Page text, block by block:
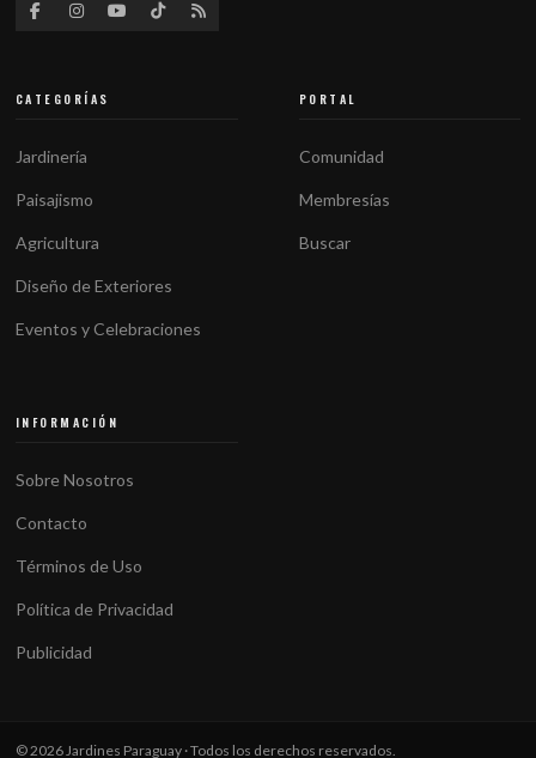
CATEGORÍAS
Jardinería
Paisajismo
Agricultura
Diseño de Exteriores
Eventos y Celebraciones
PORTAL
Comunidad
Membresías
Buscar
INFORMACIÓN
Sobre Nosotros
Contacto
Términos de Uso
Política de Privacidad
Publicidad
© 2026 Jardines Paraguay · Todos los derechos reservados.